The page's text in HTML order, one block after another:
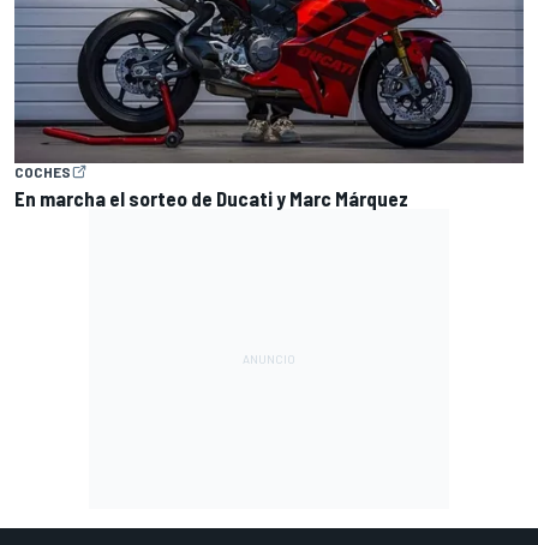
COCHES
En marcha el sorteo de Ducati y Marc Márquez